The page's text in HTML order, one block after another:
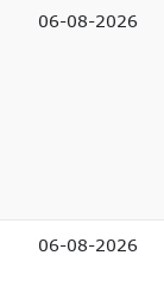
06-08-2026
06-08-2026